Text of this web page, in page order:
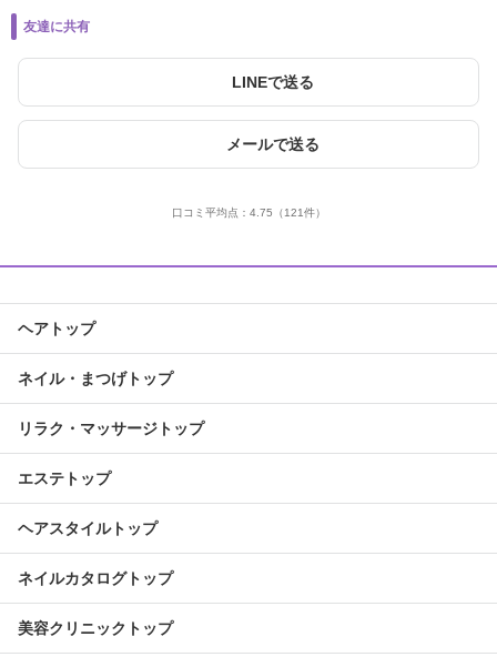
友達に共有
LINEで送る
メールで送る
口コミ平均点： 4.75 （121件）
ヘアトップ
ネイル・まつげトップ
リラク・マッサージトップ
エステトップ
ヘアスタイルトップ
ネイルカタログトップ
美容クリニックトップ